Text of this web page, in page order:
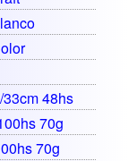
48hs
70g
70g